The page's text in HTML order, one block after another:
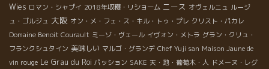
Wies ロマン・シャプイ 2018年収穫・リショーム ニース オヴェルニュ ルージ
ュ・ゴルジュ 大阪 オン・メ・フェ・ス・キル・トゥ・プレ クリスト・パカレ
Domaine Benoit Courault ミーゾ・ヴェール イヴォン・メトラ グラン・クリュ・
フランクシュタイン 美味しい マルゴ・グランデ Chef Yuji san Maison Jaune de
vin rouge Le Grau du Roi パッション SAKE 天・地・葡萄木・人 ドメーヌ・レグ